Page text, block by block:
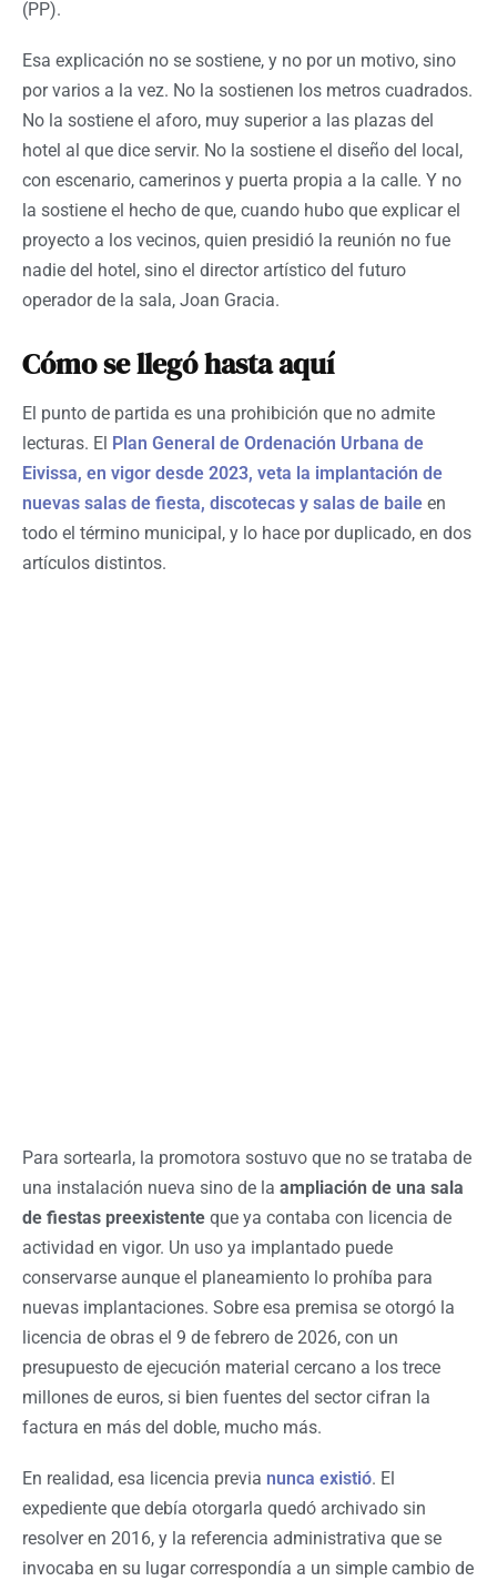
(PP).
Esa explicación no se sostiene, y no por un motivo, sino
por varios a la vez. No la sostienen los metros cuadrados.
No la sostiene el aforo, muy superior a las plazas del
hotel al que dice servir. No la sostiene el diseño del local,
con escenario, camerinos y puerta propia a la calle. Y no
la sostiene el hecho de que, cuando hubo que explicar el
proyecto a los vecinos, quien presidió la reunión no fue
nadie del hotel, sino el director artístico del futuro
operador de la sala, Joan Gracia.
Cómo se llegó hasta aquí
El punto de partida es una prohibición que no admite
lecturas. El Plan General de Ordenación Urbana de
Eivissa, en vigor desde 2023, veta la implantación de
nuevas salas de fiesta, discotecas y salas de baile en
todo el término municipal, y lo hace por duplicado, en dos
artículos distintos.
Para sortearla, la promotora sostuvo que no se trataba de
una instalación nueva sino de la ampliación de una sala
de fiestas preexistente que ya contaba con licencia de
actividad en vigor. Un uso ya implantado puede
conservarse aunque el planeamiento lo prohíba para
nuevas implantaciones. Sobre esa premisa se otorgó la
licencia de obras el 9 de febrero de 2026, con un
presupuesto de ejecución material cercano a los trece
millones de euros, si bien fuentes del sector cifran la
factura en más del doble, mucho más.
En realidad, esa licencia previa nunca existió. El
expediente que debía otorgarla quedó archivado sin
resolver en 2016, y la referencia administrativa que se
invocaba en su lugar correspondía a un simple cambio de